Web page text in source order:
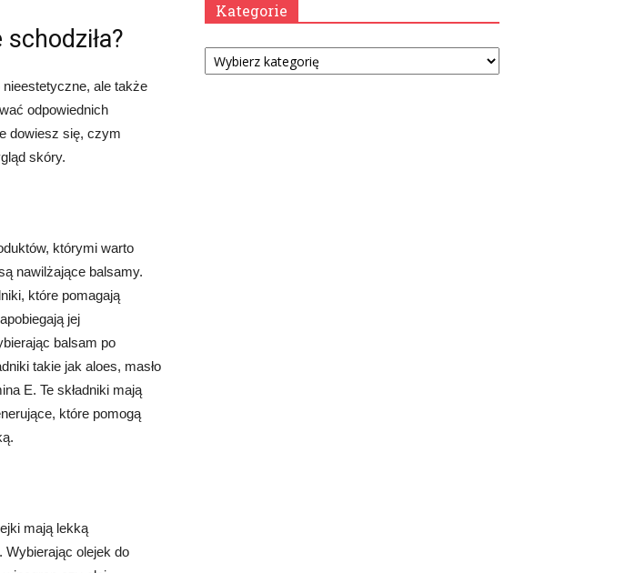
ale także
odpowiednich
dowiesz się, czym
skóry.
którymi warto
nawilżające balsamy.
które pomagają
jej
balsam po
takie jak aloes, masło
E. Te składniki mają
które pomogą
mają lekką
Wybierając olejek do
Kategorie
Kategorie